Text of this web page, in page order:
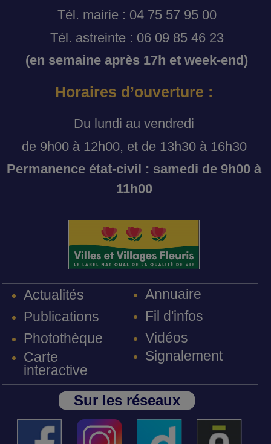
Tél. mairie : 04 75 57 95 00
Tél. astreinte : 06 09 85 46 23
(en semaine après 17h et week-end)
Horaires d’ouverture :
Du lundi au vendredi
de 9h00 à 12h00, et de 13h30 à 16h30
Permanence état-civil : samedi de 9h00 à
11h00
Actualités
Publications
Photothèque
Carte
interactive
Annuaire
Fil d'infos
Vidéos
Signalement
Sur les réseaux